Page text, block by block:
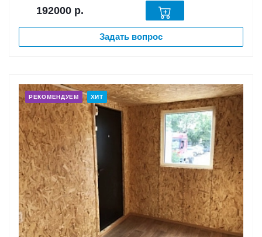
192000 р.
Задать вопрос
РЕКОМЕНДУЕМ ХИТ